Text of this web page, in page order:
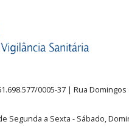
0005-37 | Rua
Segunda a Sexta - Sábado,